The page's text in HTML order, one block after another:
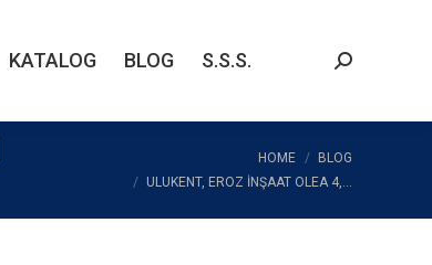
KATALOG BLOG S.S.S. Search:
HOME
BLOG
ULUKENT, EROZ İNŞAAT OLEA 4,…